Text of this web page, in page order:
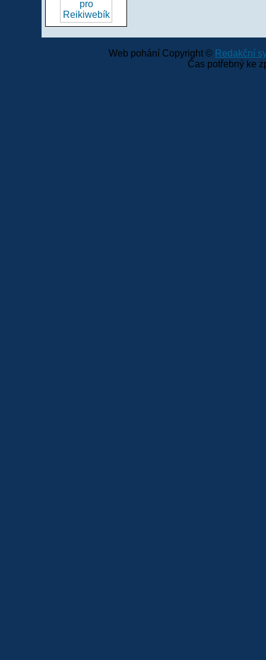
Web pohání Copyright © Redakční
Čas potřebný ke